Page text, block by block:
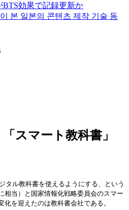
効果で記録更新か
본 일본의 콘텐츠 제작 기술 동
スマート教科書」
タル教科書を使えるようにする、という
相当）と国家情報化戦略委員会のスマー
化を迎えたのは教科書会社である。